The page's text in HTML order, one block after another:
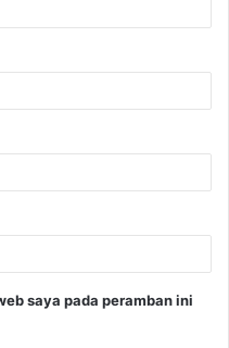
saya pada peramban ini